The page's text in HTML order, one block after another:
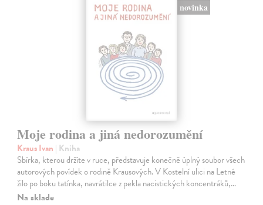
novinka
Moje rodina a jiná nedorozumění
Kraus Ivan | Kniha
Sbírka, kterou držíte v ruce, představuje konečně úplný soubor všech
autorových povídek o rodině Krausových. V Kostelní ulici na Letné
žilo po boku tatínka, navrátilce z pekla nacistických koncentráků,…
Na sklade